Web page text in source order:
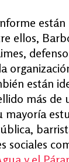
ellos,
están
más de
mayoría
sociales